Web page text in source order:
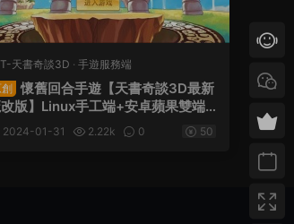
T-天書奇談3D · 手遊服務端
懷舊回合手遊【天書奇談3D最新
版】Linux手工端+安卓蘋果雙端+
後台+架設教程
2024-01-31 2.22k 0 50